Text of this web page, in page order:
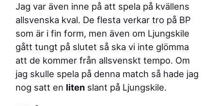
Jag var även inne på att spela på kvällens
allsvenska kval. De flesta verkar tro på BP
som är i fin form, men även om Ljungskile
gått tungt på slutet så ska vi inte glömma
att de kommer från allsvenskt tempo. Om
jag skulle spela på denna match så hade jag
nog satt en liten slant på Ljungskile.